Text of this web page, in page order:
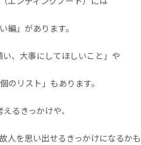
編」があります。
い、大事にしてほしいこと」や
のリスト」もあります。
るきっかけや、
人を思い出せるきっかけになるかも